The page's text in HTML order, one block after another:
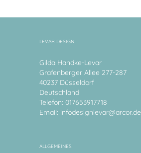
LEVAR DESIGN
Gilda Handke-Levar
Grafenberger Allee 277-287
40237 Düsseldorf
Deutschland
Telefon: 017653917718
Email: infodesignlevar@arcor.de
ALLGEMEINES